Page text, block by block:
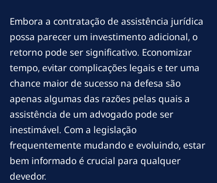
Embora a contratação de assistência jurídica
possa parecer um investimento adicional, o
retorno pode ser significativo. Economizar
tempo, evitar complicações legais e ter uma
chance maior de sucesso na defesa são
apenas algumas das razões pelas quais a
assistência de um advogado pode ser
inestimável. Com a legislação
frequentemente mudando e evoluindo, estar
bem informado é crucial para qualquer
devedor.